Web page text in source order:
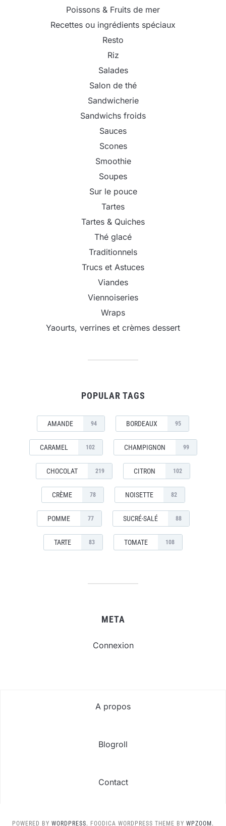
Poissons & Fruits de mer
Recettes ou ingrédients spéciaux
Resto
Riz
Salades
Salon de thé
Sandwicherie
Sandwichs froids
Sauces
Scones
Smoothie
Soupes
Sur le pouce
Tartes
Tartes & Quiches
Thé glacé
Traditionnels
Trucs et Astuces
Viandes
Viennoiseries
Wraps
Yaourts, verrines et crèmes dessert
POPULAR TAGS
AMANDE 94 BORDEAUX 95
CARAMEL 102 CHAMPIGNON 99
CHOCOLAT 219 CITRON 102
CRÈME 78 NOISETTE 82
POMME 77 SUCRÉ-SALÉ 88
TARTE 83 TOMATE 108
META
Connexion
A propos
Blogroll
Contact
POWERED BY WORDPRESS. FOODICA WORDPRESS THEME BY WPZOOM.